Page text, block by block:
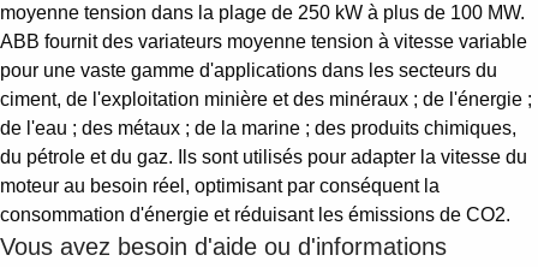
Où acheter
Contactez-nous
Carrières
moyenne tension dans la plage de 250 kW à plus de 100 MW.
ABB fournit des variateurs moyenne tension à vitesse variable
pour une vaste gamme d'applications dans les secteurs du
ciment, de l'exploitation minière et des minéraux ; de l'énergie ;
de l'eau ; des métaux ; de la marine ; des produits chimiques,
du pétrole et du gaz. Ils sont utilisés pour adapter la vitesse du
moteur au besoin réel, optimisant par conséquent la
consommation d'énergie et réduisant les émissions de CO2.
Vous avez besoin d'aide ou d'informations